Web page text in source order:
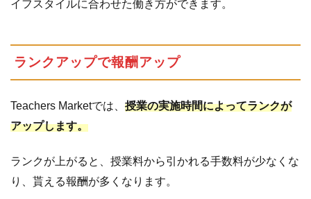
面
頼
が
る
5.3 面
す
る
イフスタイルに合わせた働き方ができます。
ランクアップで報酬アップ
Teachers Marketでは、 授業の実施時間によってランクが
アップします。
ランクが上がると、授業料から引かれる手数料が少なくな
り、貰える報酬が多くなります。